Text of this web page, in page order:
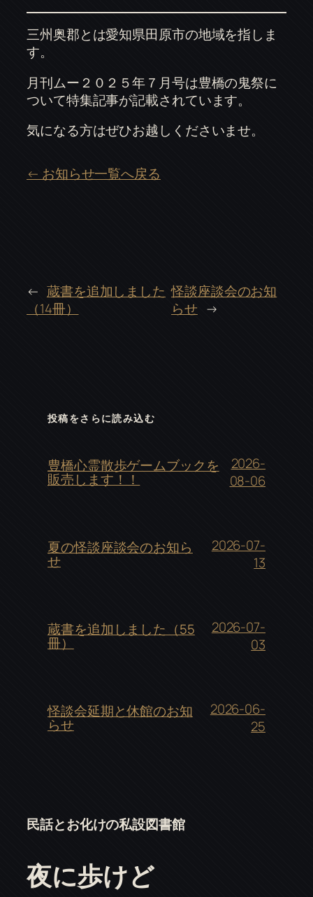
三州奥郡とは愛知県田原市の地域を指しま
す。
月刊ムー２０２５年７月号は豊橋の鬼祭に
ついて特集記事が記載されています。
気になる方はぜひお越しくださいませ。
← お知らせ一覧へ戻る
← 蔵書を追加しました
（14冊）
怪談座談会のお知
らせ →
投稿をさらに読み込む
豊橋心霊散歩ゲームブックを
販売します！！
2026-
08-06
夏の怪談座談会のお知ら
せ
2026-07-
13
蔵書を追加しました（55
冊）
2026-07-
03
怪談会延期と休館のお知
らせ
2026-06-
25
民話とお化けの私設図書館
夜に歩けど